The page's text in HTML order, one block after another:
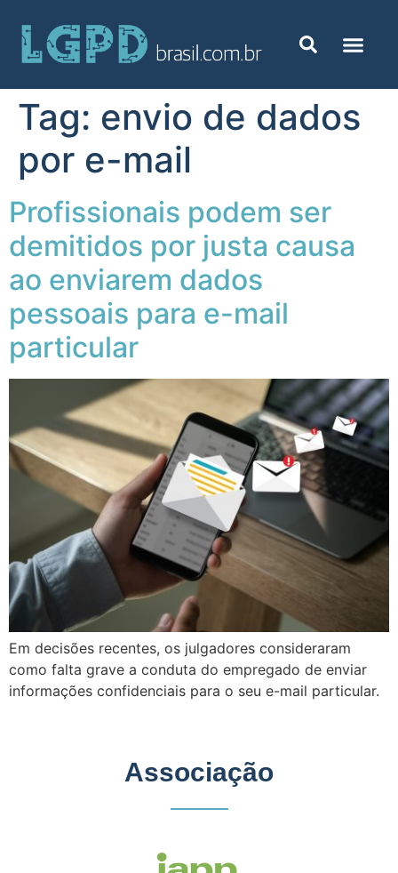
Tag: envio de dados
por e-mail
Profissionais podem ser
demitidos por justa causa
ao enviarem dados
pessoais para e-mail
particular
Em decisões recentes, os julgadores consideraram
como falta grave a conduta do empregado de enviar
informações confidenciais para o seu e-mail particular.
Associação